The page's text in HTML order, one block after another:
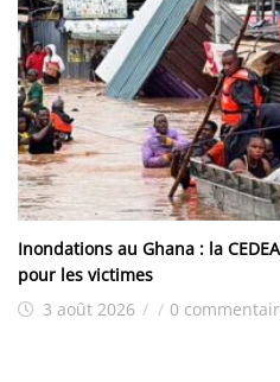
Inondations au Ghana : la
pour les victimes
3 août 2026 / / 0